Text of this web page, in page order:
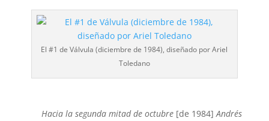
El #1 de Válvula (diciembre de 1984), diseñado por Ariel
Toledano
Hacia la segunda mitad de octubre [de 1984]Andrés